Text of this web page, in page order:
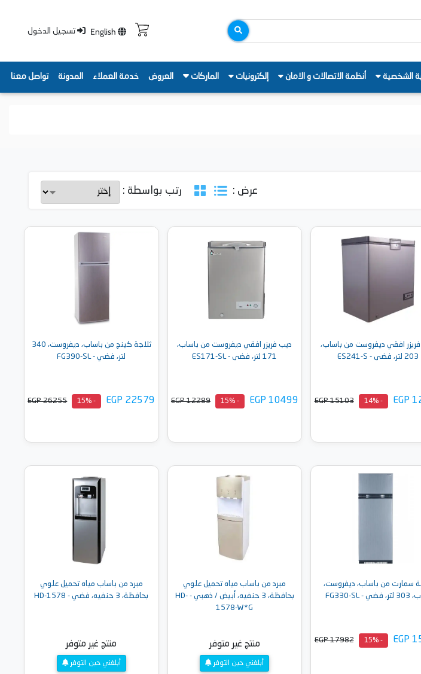
English تسجيل الدخول
الشخصية أنظمة الاتصالات و الامان إلكترونيات الماركات العروض خدمة العملاء المدونة تواصل معنا
عرض : رتب بواسطة :
افقي ديفروست من باساب،
203 لتر، فضى - ES241-S
EGP
- 14%
EGP 15103
ديب فريزر افقي ديفروست من باساب،
171 لتر، فضى - ES171-SL
EGP 10499
- 15%
EGP 12289
ثلاجة كينج من باساب، ديفروست، 340
لتر، فضي - FG390-SL
EGP 22579
- 15%
EGP 26255
أضف إلى السلة
سمارت من باساب، ديفروست،
EGP
- 15%
EGP 17982
مبرد من باساب مياه تحميل علوي
بحافظة، 3 حنفيه، أبيض / ذهبي - HD-
1578-W*G
منتج غير متوفر
أبلغني حين التوفر
مبرد من باساب مياه تحميل علوي
بحافظة، 3 حنفيه، فضي - HD-1578
منتج غير متوفر
أبلغني حين التوفر